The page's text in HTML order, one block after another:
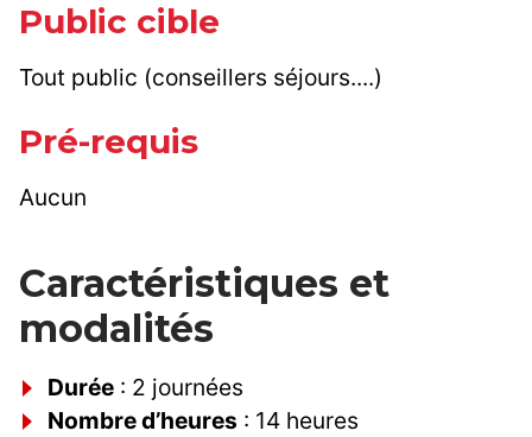
Public cible
Tout public (conseillers séjours....)
Pré-requis
Aucun
Caractéristiques et
modalités
Durée : 2 journées
Nombre d’heures : 14 heures